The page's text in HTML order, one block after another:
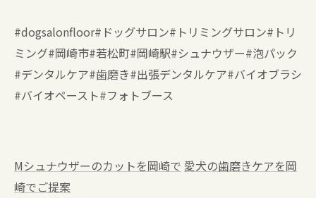
#dogsalonfloor#ドッグサロン#トリミングサロン#トリ
ミング#岡崎市#若松町#岡崎駅#シュナウザー#泡パック
#デンタルケア#歯磨き#出張デンタルケア#バイオブラシ
#バイオペースト#フォトブース
Mシュナウザーのカットを岡崎で 愛犬の歯磨きケアを岡
崎でご提案